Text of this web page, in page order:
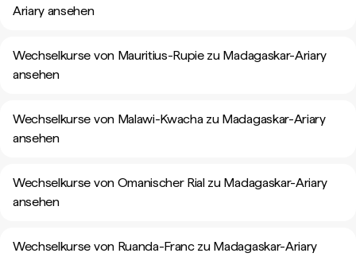
Ariary ansehen
Wechselkurse von Mauritius-Rupie zu Madagaskar-Ariary
ansehen
Wechselkurse von Malawi-Kwacha zu Madagaskar-Ariary
ansehen
Wechselkurse von Omanischer Rial zu Madagaskar-Ariary
ansehen
Wechselkurse von Ruanda-Franc zu Madagaskar-Ariary